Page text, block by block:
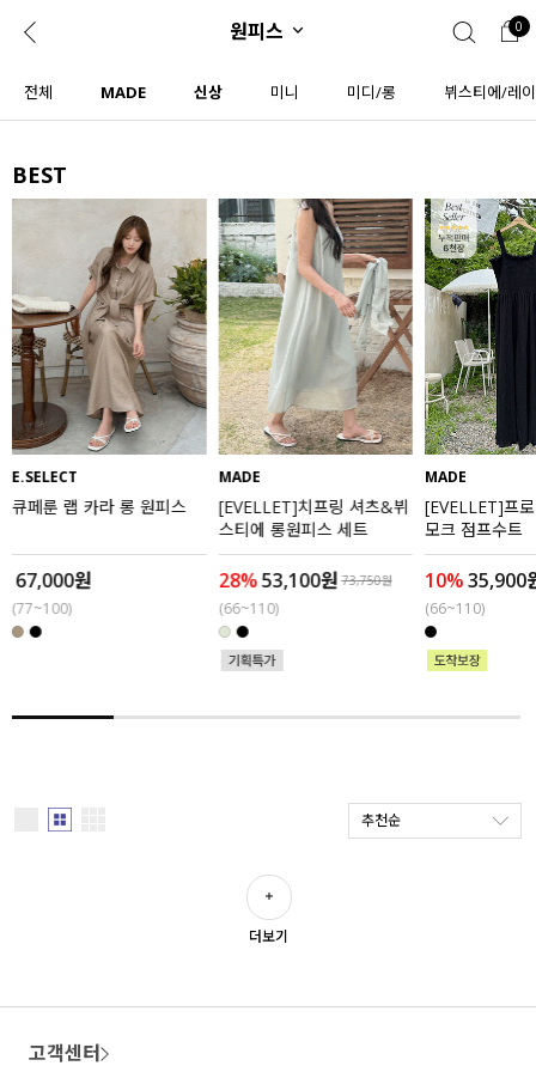
로그인 0
JP
플러스핏 회원혜택 입
CATEGORY COMMUNITY
도착보장⚡
인플루언서 pick!
신상 5%
베스트
세트할인 ~30%
하객룩
원피스
니트
ALL
익스클루시브
아우터
니트
블라우스
액티브웨어
ACC
원피스 0
전체 MADE 신상 미니 미디/롱 뷔스티에/레
BEST
E.SELECT
큐페룬 랩 카라 롱 원피스
67,000원
(77~100)
MADE
[EVELLET]치프링 셔츠&뷔
스티에 롱원피스 세트
28%53,100원 73,750원
(66~110)
MADE
[EVELLET]프
모크 점프수트
10%35,900
(66~110)
추천순
더보기
고객센터